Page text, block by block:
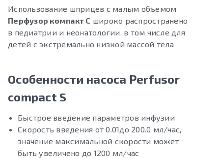
Использование шприцев с малым объемом
Перфузор компакт С широко распространено
в педиатрии и неонатологии, в том числе для
детей с экстремально низкой массой тела
Особенности насоса Perfusor
compact S
Быстрое введение параметров инфузии
Скорость введения от 0.01до 200.0 мл/час,
значение максимальной скорости может
быть увеличено до 1200 мл/час